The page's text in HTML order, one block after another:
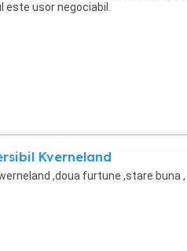
usor negociabil.
Kverneland
,doua furtune ,stare buna ,